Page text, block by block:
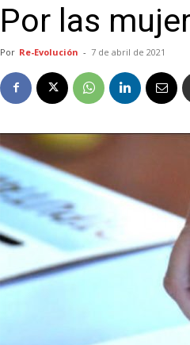
Por las
Por Re-Evolución - 7 de abril de 2021